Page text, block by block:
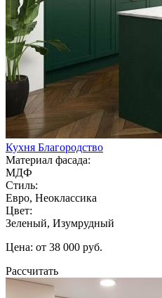
Кухня Благородство
Материал фасада:
МДФ
Стиль:
Евро, Неоклассика
Цвет:
Зеленый, Изумрудный
Цена: от 38 000 руб.
Рассчитать